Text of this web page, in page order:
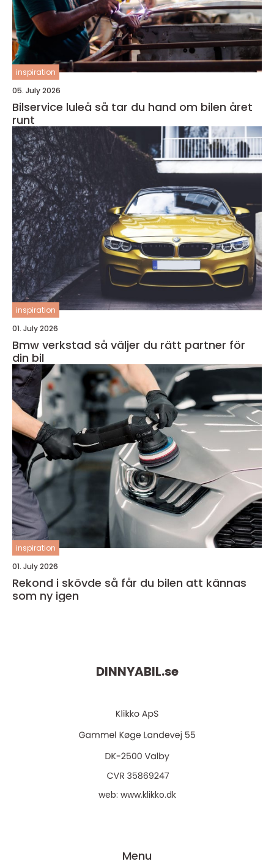
inspiration
05. July 2026
Bilservice luleå så tar du hand om bilen året
runt
inspiration
01. July 2026
Bmw verkstad så väljer du rätt partner för
din bil
inspiration
01. July 2026
Rekond i skövde så får du bilen att kännas
som ny igen
DINNYABIL.se
web: www.klikko.dk
Menu